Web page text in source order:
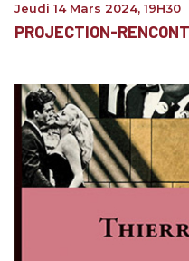
Jeudi 14 Mars 2024, 19H30
PROJECTION-